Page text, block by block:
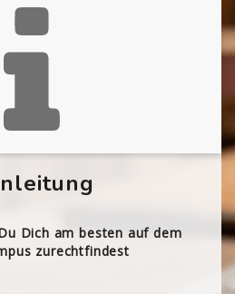
Dich am besten auf dem
zurechtfindest